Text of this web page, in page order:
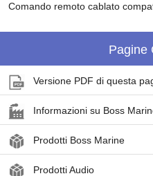
Comando remoto cablato
Pagine
Versione PDF di questa
Informazioni su Boss
Prodotti Boss Marine
Prodotti Audio